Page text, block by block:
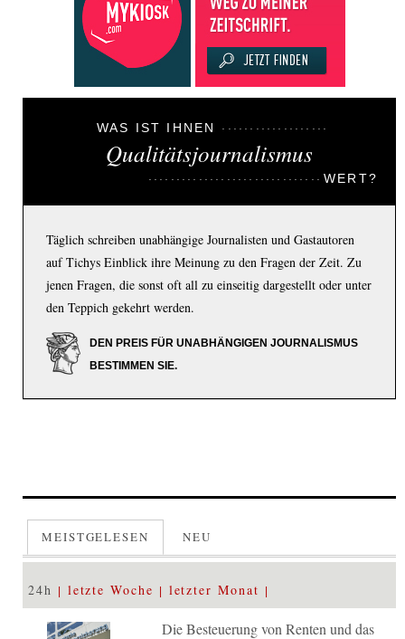
WAS IST IHNEN
Qualitätsjournalismus
WERT?
Täglich schreiben unabhängige Journalisten und Gastautoren
auf Tichys Einblick ihre Meinung zu den Fragen der Zeit. Zu
jenen Fragen, die sonst oft all zu einseitig dargestellt oder unter
den Teppich gekehrt werden.
DEN PREIS FÜR UNABHÄNGIGEN JOURNALISMUS
BESTIMMEN SIE.
MEISTGELESEN NEU
24h letzte Woche letzter Monat
Die Besteuerung von Renten und das